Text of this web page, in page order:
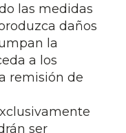
las medidas
daños
la
a los
remisión de
ser